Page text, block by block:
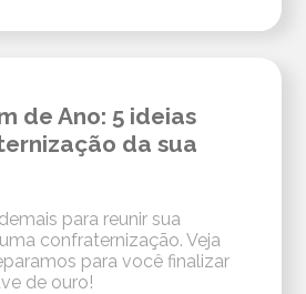
de Ano: 5 ideias
da sua
para reunir sua
confraternização. Veja
para você finalizar
de ouro!